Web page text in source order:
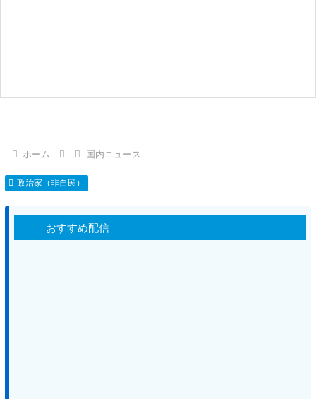
ホーム 国内ニュース
政治家（非自民）
おすすめ配信